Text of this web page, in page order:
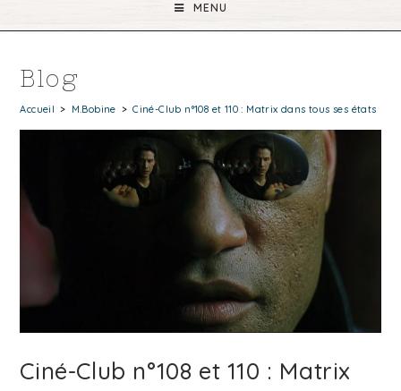
MENU
Blog
Accueil > M.Bobine > Ciné-Club n°108 et 110 : Matrix dans tous ses états
Ciné-Club n°108 et 110 : Matrix